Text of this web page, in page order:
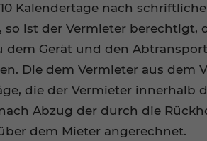
Kalendertage nach
ist der Vermieter berechtigt,
Gerät und den
Die dem Vermieter aus dem
die der Vermieter innerhalb
Abzug der durch die
dem Mieter angerechnet.